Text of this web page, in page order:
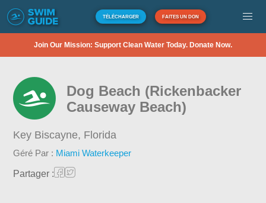
TÉLÉCHARGER FAITES UN DON
Join Our Mission: Support Clean Water Today. Donate Now.
Dog Beach (Rickenbacker
Causeway Beach)
Key Biscayne, Florida
Géré Par : Miami Waterkeeper
Partager :